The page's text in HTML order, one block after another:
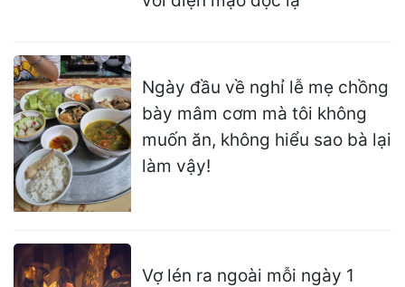
Ngày đầu về nghỉ lễ mẹ chồng
bày mâm cơm mà tôi không
muốn ăn, không hiểu sao bà lại
làm vậy!
Vợ lén ra ngoài mỗi ngày 1